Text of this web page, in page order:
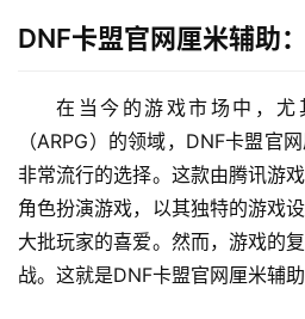
DNF卡盟官网厘米辅助
在当今的游戏市场中，
（ARPG）的领域，DNF卡盟官
非常流行的选择。这款由腾讯游
角色扮演游戏，以其独特的游戏
大批玩家的喜爱。然而，游戏的
战。这就是DNF卡盟官网厘米辅助